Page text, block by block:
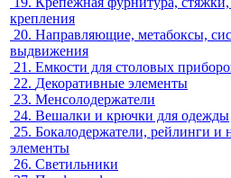
крепления
20. Направляющие, метабоксы,
выдвижения
21. Емкости для столовых
22. Декоративные элементы
23. Менсолодержатели
24. Вешалки и крючки для одежды
25. Бокалодержатели, рейлинги и
элементы
26. Светильники